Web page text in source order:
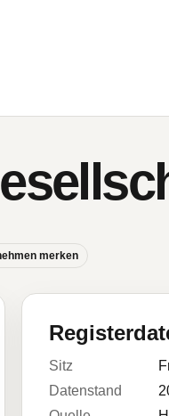
merken
Sitz
Datenstand